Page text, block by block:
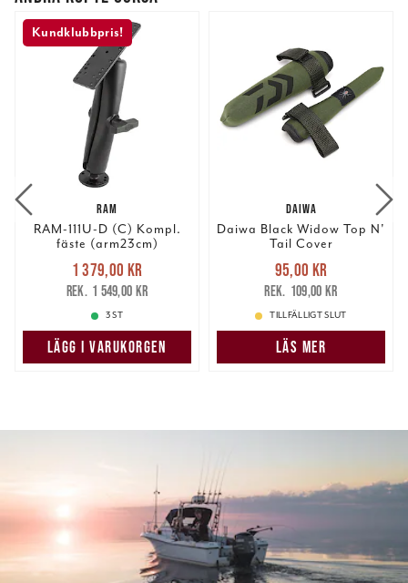
Kundklubbpris!
RAM
RAM-111U-D (C) Kompl.
fäste (arm23cm)
Nuvarande pris
1 379,00 krTidigare pris
1 549,00 kr
1 379,00 kr
1 549,00 kr
3 ST
LÄGG I VARUKORGEN
DAIWA
Daiwa Black Widow Top N'
Tail Cover
Nuvarande pris
95,00 krTidigare pris
109,00 kr
95,00 kr
109,00 kr
TILLFÄLLIGT SLUT
LÄS MER